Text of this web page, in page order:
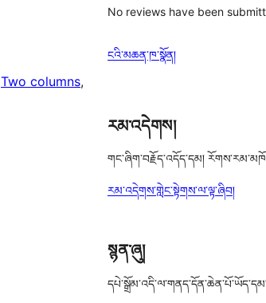
Two columns
No reviews have been
ངའི་མཆན་ཁ་སྣོན།
རམ་འདེགས།
གང་ཞིག་བརྗོད་འདོད་དམ།
རམ་འདེགས་གླེང་སྟེགས་ལ་ལྟ་ཞིབ།
སྙན་ཞུ།